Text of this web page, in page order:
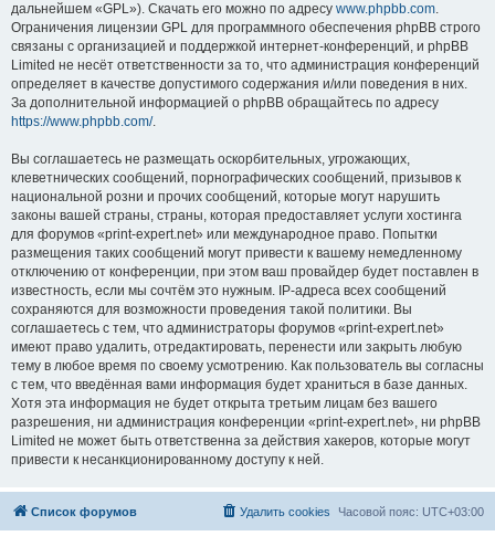
дальнейшем «GPL»). Скачать его можно по адресу www.phpbb.com.
Ограничения лицензии GPL для программного обеспечения phpBB строго
связаны с организацией и поддержкой интернет-конференций, и phpBB
Limited не несёт ответственности за то, что администрация конференций
определяет в качестве допустимого содержания и/или поведения в них.
За дополнительной информацией о phpBB обращайтесь по адресу
https://www.phpbb.com/.
Вы соглашаетесь не размещать оскорбительных, угрожающих,
клеветнических сообщений, порнографических сообщений, призывов к
национальной розни и прочих сообщений, которые могут нарушить
законы вашей страны, страны, которая предоставляет услуги хостинга
для форумов «print-expert.net» или международное право. Попытки
размещения таких сообщений могут привести к вашему немедленному
отключению от конференции, при этом ваш провайдер будет поставлен в
известность, если мы сочтём это нужным. IP-адреса всех сообщений
сохраняются для возможности проведения такой политики. Вы
соглашаетесь с тем, что администраторы форумов «print-expert.net»
имеют право удалить, отредактировать, перенести или закрыть любую
тему в любое время по своему усмотрению. Как пользователь вы согласны
с тем, что введённая вами информация будет храниться в базе данных.
Хотя эта информация не будет открыта третьим лицам без вашего
разрешения, ни администрация конференции «print-expert.net», ни phpBB
Limited не может быть ответственна за действия хакеров, которые могут
привести к несанкционированному доступу к ней.
Список форумов Часовой пояс: UTC+03:00
Удалить cookies